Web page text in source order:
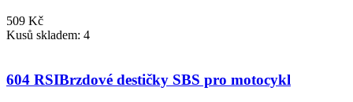
509 Kč
Kusů skladem: 4
604 RSIBrzdové destičky SBS pro motocykl